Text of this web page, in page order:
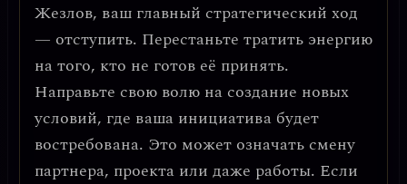
Жезлов, ваш главный стратегический ход
— отступить. Перестаньте тратить энергию
на того, кто не готов её принять.
Направьте свою волю на создание новых
условий, где ваша инициатива будет
востребована. Это может означать смену
партнера, проекта или даже работы. Если